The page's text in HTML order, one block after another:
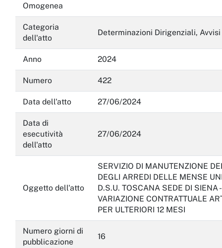
Informazioni ambientali
Interventi straordinari e di emergenza
Altri contenuti
Attuazione misure PNRR
Omogenea
Categoria
dell'atto
Determinazioni Dirigenziali,
Anno 2024
Numero 422
Data dell'atto 27/06/2024
Data di
esecutività
dell'atto
27/06/2024
Oggetto dell'atto
SERVIZIO DI MANUTENZIONE
DEGLI ARREDI DELLE MENSE
D.S.U. TOSCANA SEDE DI
VARIAZIONE CONTRATTUALE
PER ULTERIORI 12 MESI
Numero giorni di
pubblicazione
16